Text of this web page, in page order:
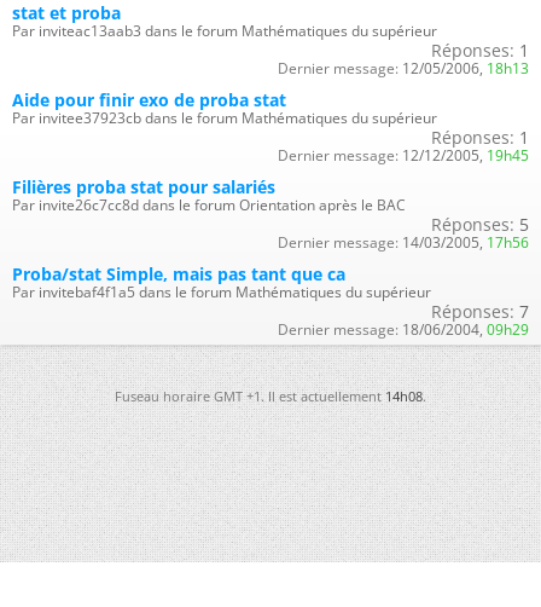
stat et proba
Par inviteac13aab3 dans le forum Mathématiques du supérieur
Réponses: 1
Dernier message: 12/05/2006, 18h13
Aide pour finir exo de proba stat
Par invitee37923cb dans le forum Mathématiques du supérieur
Réponses: 1
Dernier message: 12/12/2005, 19h45
Filières proba stat pour salariés
Par invite26c7cc8d dans le forum Orientation après le BAC
Réponses: 5
Dernier message: 14/03/2005, 17h56
Proba/stat Simple, mais pas tant que ca
Par invitebaf4f1a5 dans le forum Mathématiques du supérieur
Réponses: 7
Dernier message: 18/06/2004, 09h29
Fuseau horaire GMT +1. Il est actuellement14h08.